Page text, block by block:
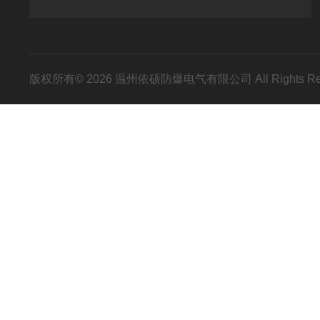
版权所有© 2026 温州依硕防爆电气有限公司 All Rights